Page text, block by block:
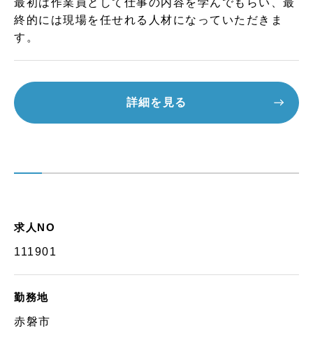
最初は作業員として仕事の内容を学んでもらい、最
終的には現場を任せれる人材になっていただきま
す。
詳細を見る
求人NO
111901
勤務地
赤磐市